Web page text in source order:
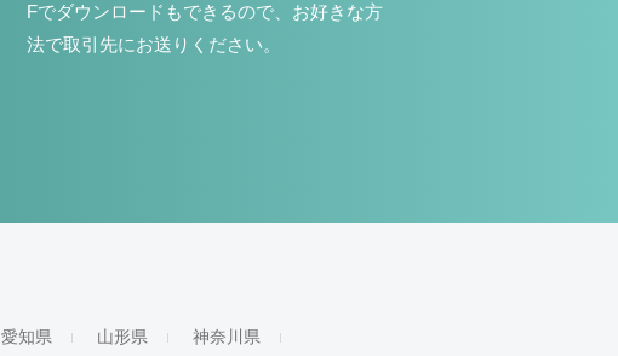
Fでダウンロードもできるので、お好きな方
法で取引先にお送りください。
愛知県 山形県 神奈川県